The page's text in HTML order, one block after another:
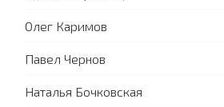
Олег Каримов
Павел Чернов
Наталья Бочковская